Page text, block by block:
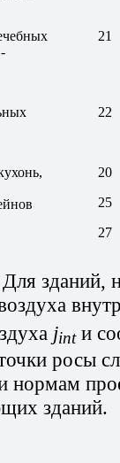
21
22
20
25
27
Для зданий,
jintи
росы
зданий.